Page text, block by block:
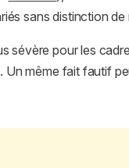
sans distinction
sévère pour les
même fait fautif